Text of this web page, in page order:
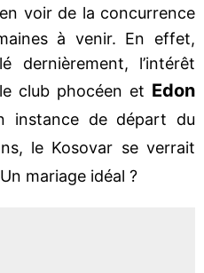
voir de la concurrence
à venir. En effet,
dernièrement, l’intérêt
club phocéen et Edon
instance de départ du
le Kosovar se verrait
mariage idéal ?